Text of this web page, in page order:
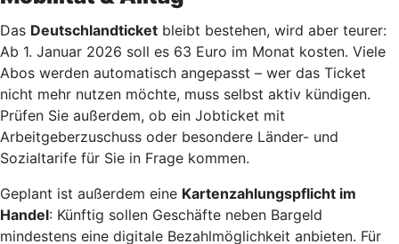
Das Deutschlandticket bleibt bestehen, wird aber teurer:
Ab 1. Januar 2026 soll es 63 Euro im Monat kosten. Viele
Abos werden automatisch angepasst – wer das Ticket
nicht mehr nutzen möchte, muss selbst aktiv kündigen.
Prüfen Sie außerdem, ob ein Jobticket mit
Arbeitgeberzuschuss oder besondere Länder- und
Sozialtarife für Sie in Frage kommen.
Geplant ist außerdem eine Kartenzahlungspflicht im
Handel: Künftig sollen Geschäfte neben Bargeld
mindestens eine digitale Bezahlmöglichkeit anbieten. Für